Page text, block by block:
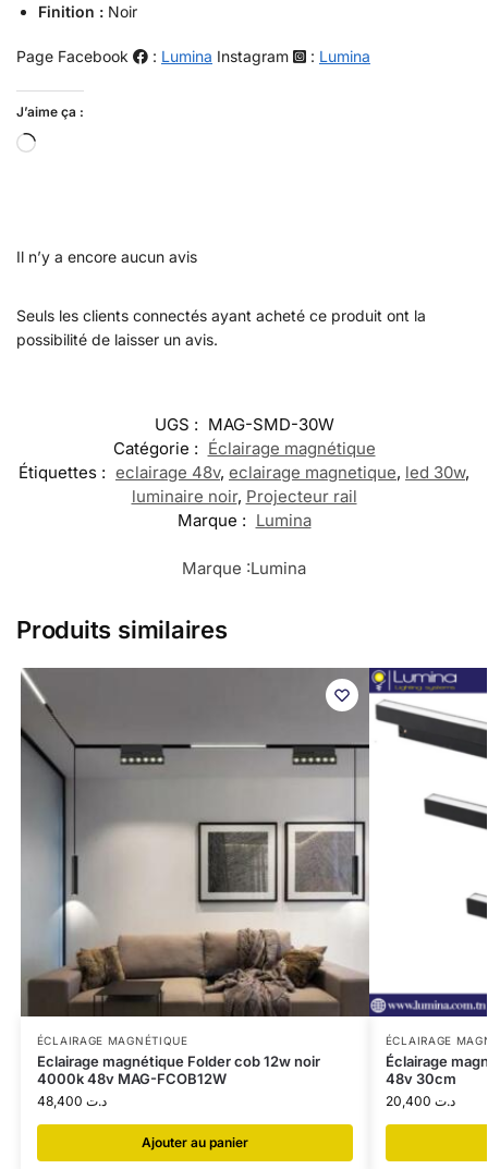
Finition : Noir
Page Facebook : Lumina Instagram : Lumina
J’aime ça :
Il n’y a encore aucun avis
Seuls les clients connectés ayant acheté ce produit ont la
possibilité de laisser un avis.
UGS : MAG-SMD-30W
Catégorie : Éclairage magnétique
Étiquettes : eclairage 48v, eclairage magnetique, led 30w,
luminaire noir, Projecteur rail
Marque : Lumina
Marque :Lumina
Produits similaires
ÉCLAIRAGE MAGNÉTIQUE
Eclairage magnétique Folder cob 12w noir
4000k 48v MAG-FCOB12W
د.ت
Ajouter au panier
ÉCLAIRAGE
Éclairage
48v 30cm
د.ت